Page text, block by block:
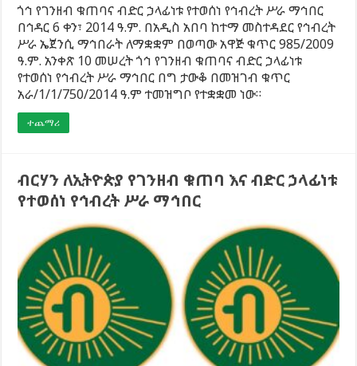
ጎኅ የገንዘብ ቁጠባና ብድር ኃላፊነቱ የተወሰነ የኅብረት ሥራ ማኅበር
በኅዳር 6 ቀን፣ 2014 ዓ.ም. በአዲስ አበባ ከተማ መስተዳደር የኅብረት
ሥራ ኤጀንሲ ማኅበራት ለማቋቋም በወጣው አዋጅ ቁጥር 985/2009
ዓ.ም. አንቀጽ 10 መሠረት ጎኅ የገንዘብ ቁጠባና ብድር ኃላፊነቱ
የተወሰነ የኅብረት ሥራ ማኅበር በግ ታውቆ በመዝገብ ቁጥር
አራ/1/1/750/2014 ዓ.ም ተመዝግቦ የተቋቋመ ነው።
ተጨማሪ
ብርሃን ለኢትዮጵያ የገንዘብ ቁጠባ እና ብድር ኃላፊነቱ
የተወሰነ የኅብረት ሥራ ማኅበር